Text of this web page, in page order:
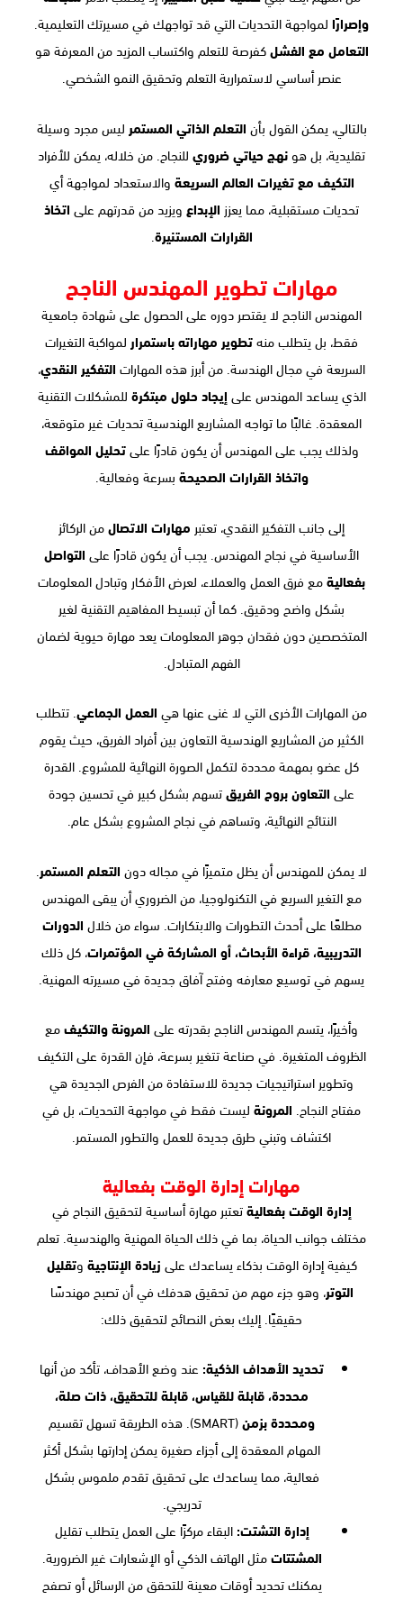
وإصرارًا لمواجهة التحديات التي قد تواجهك في مسيرتك التعليمية.
التعامل مع الفشلكفرصة للتعلم واكتساب المزيد من المعرفة هو
عنصر أساسي لاستمرارية التعلم وتحقيق النمو الشخصي.
بالتالي، يمكن القول بأن التعلم الذاتي المستمر ليس مجرد وسيلة
تقليدية، بل هونهج حياتي ضروري للنجاح. من خلاله، يمكن للأفراد
التكيف مع تغيرات العالم السريعة والاستعداد لمواجهة أي
تحديات مستقبلية، مما يعزز الإبداع ويزيد من قدرتهم على اتخاذ
القرارات المستنيرة
مهارات تطوير المهندس الناجح
المهندس الناجح لا يقتصر دوره على الحصول على شهادة جامعية
فقط، بل يتطلب منهتطوير مهاراته باستمرار لمواكبة التغيرات
السريعة في مجال الهندسة. من أبرز هذه المهارات التفكير النقدي،
الذي يساعد المهندس على إيجاد حلول مبتكرة للمشكلات التقنية
المعقدة. غالبًا ما تواجه المشاريع الهندسية تحديات غير متوقعة،
ولذلك يجب على المهندس أن يكون قادرًا علىتحليل المواقف
واتخاذ القرارات الصحيحة بسرعة وفعالية.
إلى جانب التفكير النقدي، تعتبر مهارات الاتصالمن الركائز
الأساسية في نجاح المهندس. يجب أن يكون قادرًا على التواصل
بفعاليةمع فرق العمل والعملاء، لعرض الأفكار وتبادل المعلومات
بشكل واضح ودقيق. كما أن تبسيط المفاهيم التقنية لغير
المتخصصين دون فقدان جوهر المعلومات يعد مهارة حيوية لضمان
الفهم المتبادل.
من المهارات الأخرى التي لا غنى عنها هي العمل الجماعي . تتطلب
الكثير من المشاريع الهندسية التعاون بين أفراد الفريق، حيث يقوم
كل عضو بمهمة محددة لتكمل الصورة النهائية للمشروع. القدرة
على التعاون بروح الفريقتسهم بشكل كبير في تحسين جودة
النتائج النهائية، وتساهم في نجاح المشروع بشكل عام.
لا يمكن للمهندس أن يظل متميزًا في مجاله دون التعلم المستمر
مع التغير السريع في التكنولوجيا، من الضروري أن يبقى المهندس
مطلعًا على أحدث التطورات والابتكارات. سواء من خلال الدورات
التدريبية، قراءة الأبحاث، أو المشاركة في المؤتمرات، كل ذلك
يسهم في توسيع معارفه وفتح آفاق جديدة في مسيرته المهنية.
وأخيرًا، يتسم المهندس الناجح بقدرته على المرونة والتكيفمع
الظروف المتغيرة. في صناعة تتغير بسرعة، فإن القدرة على التكيف
وتطوير استراتيجيات جديدة للاستفادة من الفرص الجديدة هي
مفتاح النجاح. المرونة ليست فقط في مواجهة التحديات، بل في
اكتشاف وتبني طرق جديدة للعمل والتطور المستمر.
مهارات إدارة الوقت بفعالية
إدارة الوقت بفعاليةتعتبر مهارة أساسية لتحقيق النجاح في
مختلف جوانب الحياة، بما في ذلك الحياة المهنية والهندسية. تعلم
كيفية إدارة الوقت بذكاء يساعدك على زيادة الإنتاجية وتقليل
التوتر، وهو جزء مهم من تحقيق هدفك في أن تصبح مهندسًا
حقيقيًا. إليك بعض النصائح لتحقيق ذلك:
تحديد الأهداف الذكية: عند وضع الأهداف، تأكد من أنها
محددة، قابلة للقياس، قابلة للتحقيق، ذات صلة،
ومحددة بزمن
(SMART). هذه الطريقة تسهل تقسيم
المهام المعقدة إلى أجزاء صغيرة يمكن إدارتها بشكل أكثر
فعالية، مما يساعدك على تحقيق تقدم ملموس بشكل
تدريجي.
إدارة التشتت: البقاء مركزًا على العمل يتطلب تقليل
المشتتاتمثل الهاتف الذكي أو الإشعارات غير الضرورية.
يمكنك تحديد أوقات معينة للتحقق من الرسائل أو تصفح